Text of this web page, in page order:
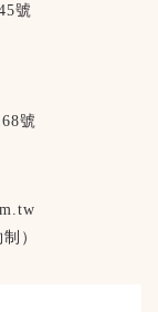
號
號
）